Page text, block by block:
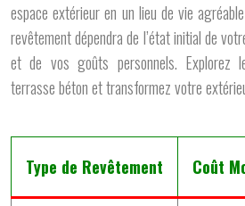
espace extérieur en un lieu de vie
revêtement dépendra de l’état initial de
et de vos goûts personnels. Explorez
terrasse béton et transformez votre
Type de Revêtement Coût